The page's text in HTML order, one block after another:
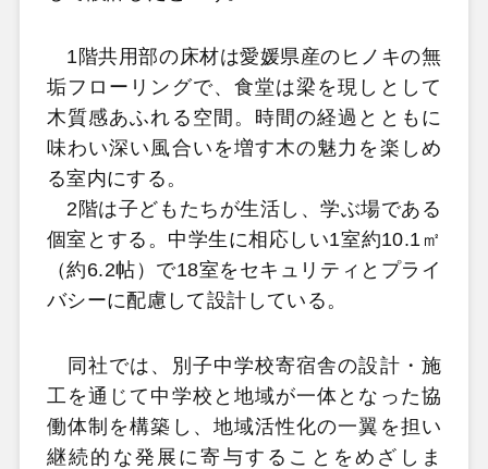
1階共用部の床材は愛媛県産のヒノキの無
垢フローリングで、食堂は梁を現しとして
木質感あふれる空間。時間の経過とともに
味わい深い風合いを増す木の魅力を楽しめ
る室内にする。
2階は子どもたちが生活し、学ぶ場である
個室とする。中学生に相応しい1室約10.1㎡
（約6.2帖）で18室をセキュリティとプライ
バシーに配慮して設計している。
同社では、別子中学校寄宿舎の設計・施
工を通じて中学校と地域が一体となった協
働体制を構築し、地域活性化の一翼を担い
継続的な発展に寄与することをめざしま